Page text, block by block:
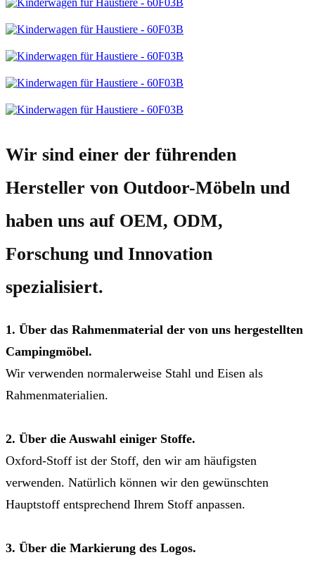
Wir sind einer der führenden
Hersteller von Outdoor-Möbeln und
haben uns auf OEM, ODM,
Forschung und Innovation
spezialisiert.
1. Über das Rahmenmaterial der von uns hergestellten
Campingmöbel.
Wir verwenden normalerweise Stahl und Eisen als
Rahmenmaterialien.
2. Über die Auswahl einiger Stoffe.
Oxford-Stoff ist der Stoff, den wir am häufigsten
verwenden. Natürlich können wir den gewünschten
Hauptstoff entsprechend Ihrem Stoff anpassen.
3. Über die Markierung des Logos.